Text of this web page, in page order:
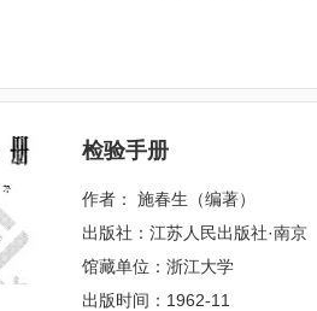
检验手册
作者： 施春生（编著）
出版社：江苏人民出版社·南京
馆藏单位：浙江大学
出版时间：1962-11